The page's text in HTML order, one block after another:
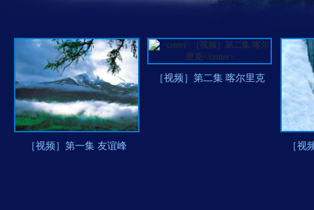
［视频］第一集 友谊峰
［视频］第二集 喀尔里克
［视